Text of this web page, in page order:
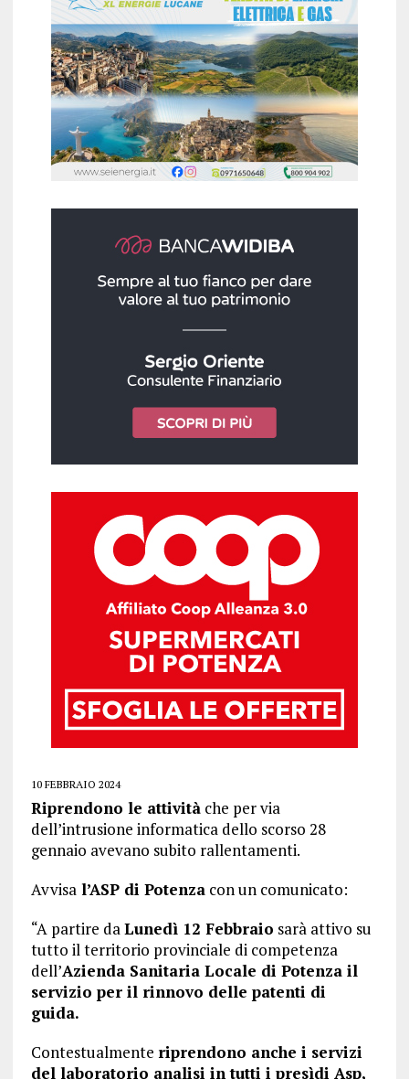
10 FEBBRAIO 2024
Riprendono le attivitàche per via
dell’intrusione informatica dello scorso 28
gennaio avevano subito rallentamenti.
Avvisal’ASP di Potenzacon un comunicato:
“A partire daLunedì 12 Febbraio sarà attivo su
tutto il territorio provinciale di competenza
dell’Azienda Sanitaria Locale di Potenza il
servizio per il rinnovo delle patenti di
guida.
Contestualmente riprendono anche i servizi
del laboratorio analisi in tutti i presìdi Asp,